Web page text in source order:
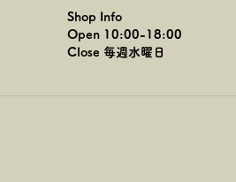
Shop Info
Open 10:00-18:00
Close 毎週水曜日